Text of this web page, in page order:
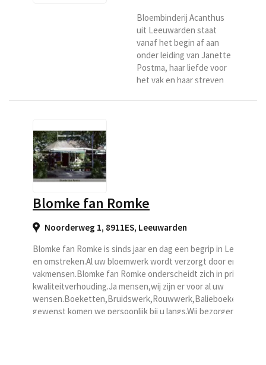
Bloembinderij Acanthus
uit Leeuwarden staat
vanaf het begin af aan
onder leiding van Janette
Postma, haar liefde voor
het vak en haar streven
de zaak terug te zien. Zij
centrum te vestigen. Haar
Blomke fan Romke
Noorderweg 1, 8911ES, Leeuwarden
Blomke fan Romke is sinds jaar en dag een begrip in
en omstreken.Al uw bloemwerk wordt verzorgt door ervaren
vakmensen.Blomke fan Romke onderscheidt zich in prijs-
kwaliteitverhouding.Ja mensen,wij zijn er voor al uw
gewenst komen we persoonlijk bij u langs.Wij bezorgen in